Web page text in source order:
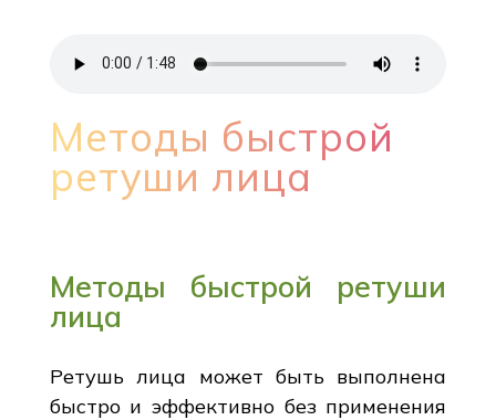
Методы быстрой
ретуши лица
Методы быстрой ретуши
лица
Ретушь лица может быть выполнена
быстро и эффективно без применения